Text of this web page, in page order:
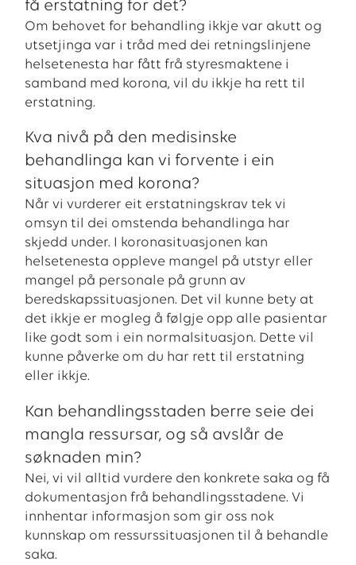
få erstatning for det?
Om behovet for behandling ikkje var akutt og
utsetjinga var i tråd med dei retningslinjene
helsetenesta har fått frå styresmaktene i
samband med korona, vil du ikkje ha rett til
erstatning.
Kva nivå på den medisinske
behandlinga kan vi forvente i ein
situasjon med korona?
Når vi vurderer eit erstatningskrav tek vi
omsyn til dei omstenda behandlinga har
skjedd under. I koronasituasjonen kan
helsetenesta oppleve mangel på utstyr eller
mangel på personale på grunn av
beredskapssituasjonen. Det vil kunne bety at
det ikkje er mogleg å følgje opp alle pasientar
like godt som i ein normalsituasjon. Dette vil
kunne påverke om du har rett til erstatning
eller ikkje.
Kan behandlingsstaden berre seie dei
mangla ressursar, og så avslår de
søknaden min?
Nei, vi vil alltid vurdere den konkrete saka og få
dokumentasjon frå behandlingsstadene. Vi
innhentar informasjon som gir oss nok
kunnskap om ressurssituasjonen til å behandle
saka.